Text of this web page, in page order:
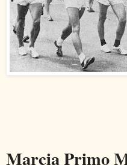
Marcia Primo